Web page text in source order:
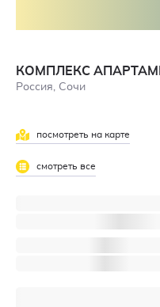
КОМПЛЕКС
Россия, Сочи
посмотреть на карте
смотреть все